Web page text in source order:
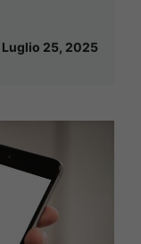
Luglio 25, 2025